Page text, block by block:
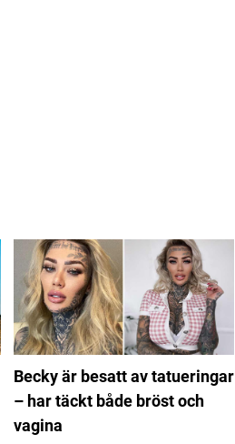
Becky är besatt av tatueringar
– har täckt både bröst och
vagina